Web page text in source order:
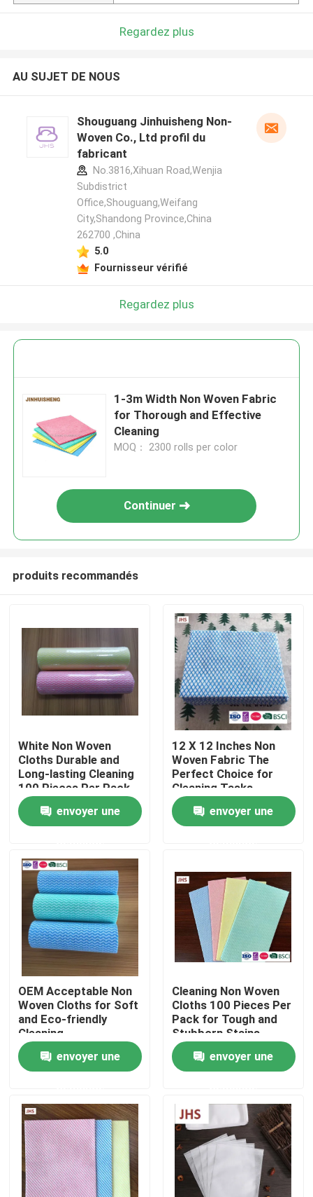
À la maison
À propos de nous
Visite de l'usine
Contrôle de la qualité
Nous contacter
Nouvelles
Demandez un devis
Tissus non tissés
Rouleau jumbo non tissé
Regardez plus
AU SUJET DE NOUS
Shouguang Jinhuisheng Non-
Woven Co., Ltd profil du
fabricant
No.3816,Xihuan Road,Wenjia
Subdistrict
Office,Shouguang,Weifang
City,Shandong Province,China
262700 ,China
5.0
Fournisseur vérifié
Regardez plus
1-3m Width Non Woven Fabric
for Thorough and Effective
Cleaning
MOQ： 2300 rolls per color
Continuer
produits recommandés
White Non Woven
Cloths Durable and
Long-lasting Cleaning
100 Pieces Per Pack
envoyer une
12 X 12 Inches Non
Woven Fabric The
Perfect Choice for
Cleaning Tasks
envoyer une
OEM Acceptable Non
Woven Cloths for Soft
and Eco-friendly
Cleaning
envoyer une
Cleaning Non Woven
Cloths 100 Pieces Per
Pack for Tough and
Stubborn Stains
envoyer une